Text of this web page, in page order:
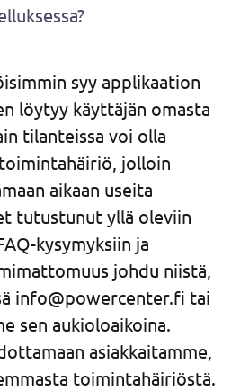
syy applikaation
löytyy käyttäjän omasta
tilanteissa voi olla
jolloin
aikaan useita
tutustunut yllä oleviin
kysymyksiin ja
johdu niistä,
info@powercenter.fi tai
sen aukioloaikoina.
asiakkaitamme,
toimintahäiriöstä.